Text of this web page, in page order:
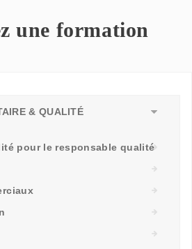
une formation
& QUALITÉ
pour le responsable qualité